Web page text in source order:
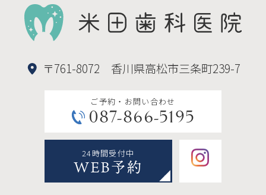
・入れ歯の種類などにより、土台となる
ご自身の歯を削る場合があります。
す。
・入れ歯装着時に違和感が出る場合があ
・顎の骨が痩せると入れ歯が合わなくな
り、調整（修理）が必要になる場合があ
ります。
〒761-8072 香川県高松市三条町239-7
ご予約・お問い合わせ
087-866-5195
24時間受付中
WEB予約